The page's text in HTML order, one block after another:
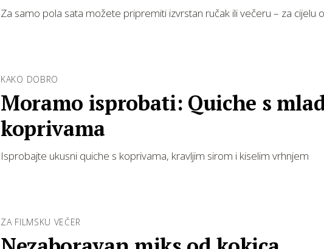
Za samo pola sata možete pripremiti izvrstan ručak ili večeru – za cijelu
KAKO DOBRO
Moramo isprobati: Quiche s
koprivama
Isprobajte ukusni quiche s koprivama, kravljim sirom i kiselim vrhnjem
ZA FILMSKU VEČER